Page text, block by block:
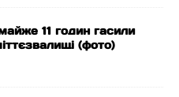
11 годин гасили
(фото)